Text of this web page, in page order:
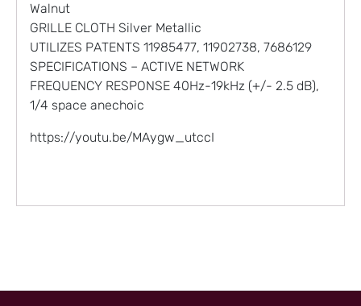
Walnut
GRILLE CLOTH Silver Metallic
UTILIZES PATENTS 11985477, 11902738, 7686129
SPECIFICATIONS – ACTIVE NETWORK
FREQUENCY RESPONSE 40Hz-19kHz (+/- 2.5 dB),
1/4 space anechoic
https://youtu.be/MAygw_utccI